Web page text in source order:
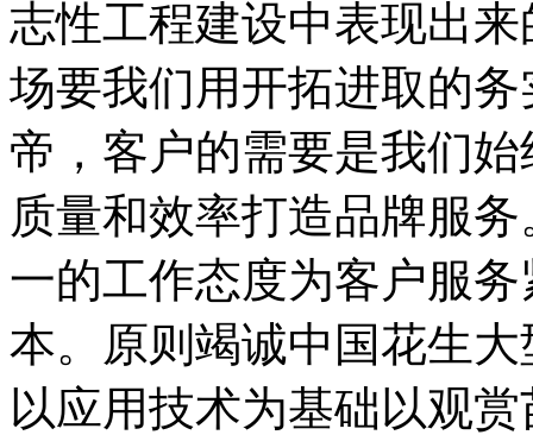
志性工程建设中表现出
场要我们用开拓进取的
帝，客户的需要是我们
质量和效率打造品牌服
一的工作态度为客户服
本。原则竭诚中国花生
以应用技术为基础以观